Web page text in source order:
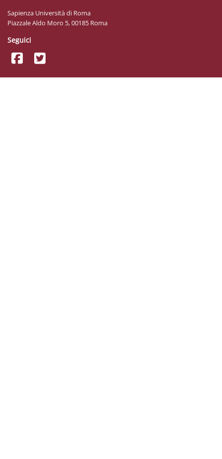
Sapienza Università di Roma
Piazzale Aldo Moro 5, 00185 Roma
Seguici